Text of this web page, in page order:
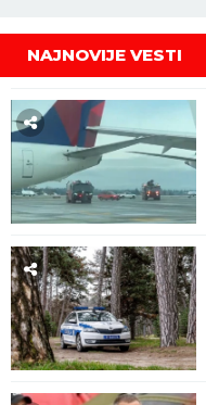
NAJNOVIJE VESTI